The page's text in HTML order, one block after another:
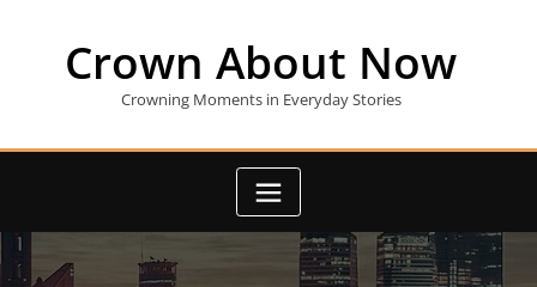
Crown About Now
Crowning Moments in Everyday Stories